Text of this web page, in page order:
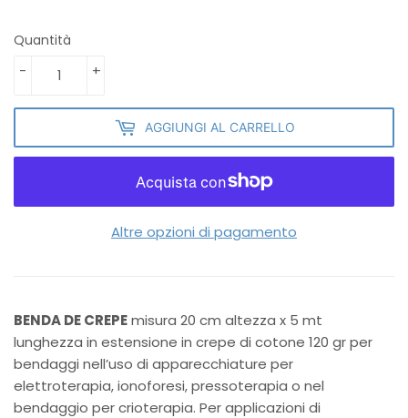
Quantità
+
-
AGGIUNGI AL CARRELLO
Altre opzioni di pagamento
BENDA DE CREPEmisura 20 cm altezza x 5 mt
lunghezza in estensione in crepe di cotone 120 gr per
bendaggi nell’uso di apparecchiature per
elettroterapia, ionoforesi, pressoterapia o nel
bendaggio per crioterapia. Per applicazioni di